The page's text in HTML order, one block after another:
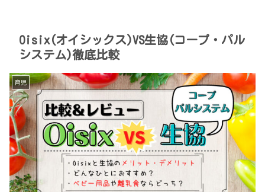
Oisix(オイシックス)VS生協(コープ・パル
システム)徹底比較
育児